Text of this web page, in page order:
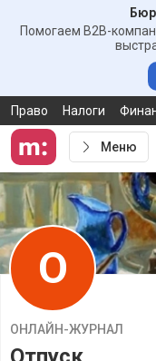
Помогаем B2B-
Право Налоги
Меню
О
ОНЛАЙН-ЖУРНАЛ